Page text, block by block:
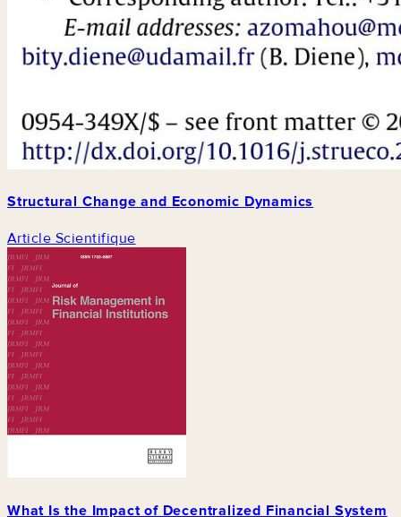
Structural Change and Economic Dynamics
Article Scientifique
What Is the Impact of Decentralized Financial System